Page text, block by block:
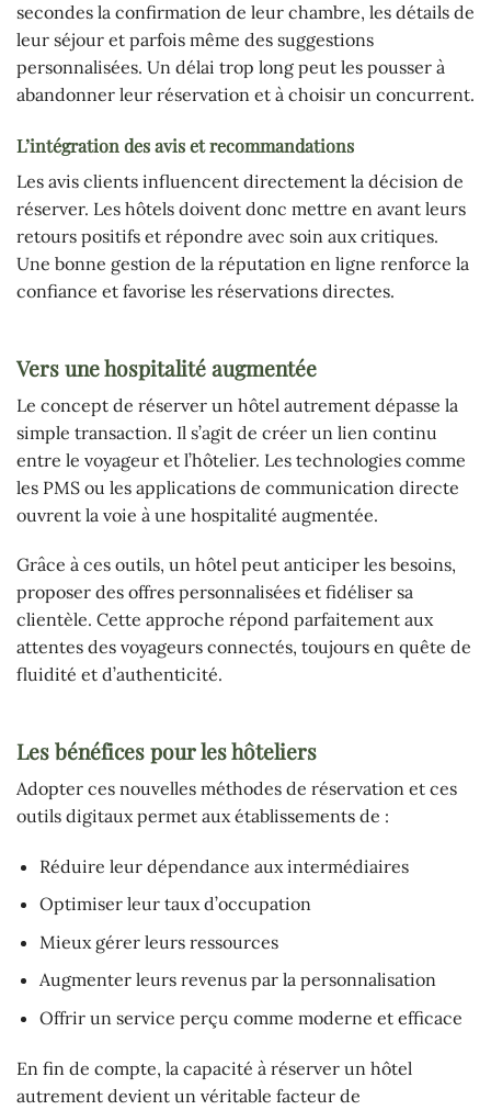
secondes la confirmation de leur chambre, les détails de
leur séjour et parfois même des suggestions
personnalisées. Un délai trop long peut les pousser à
abandonner leur réservation et à choisir un concurrent.
L’intégration des avis et recommandations
Les avis clients influencent directement la décision de
réserver. Les hôtels doivent donc mettre en avant leurs
retours positifs et répondre avec soin aux critiques.
Une bonne gestion de la réputation en ligne renforce la
confiance et favorise les réservations directes.
Vers une hospitalité augmentée
Le concept de réserver un hôtel autrement dépasse la
simple transaction. Il s’agit de créer un lien continu
entre le voyageur et l’hôtelier. Les technologies comme
les PMS ou les applications de communication directe
ouvrent la voie à une hospitalité augmentée.
Grâce à ces outils, un hôtel peut anticiper les besoins,
proposer des offres personnalisées et fidéliser sa
clientèle. Cette approche répond parfaitement aux
attentes des voyageurs connectés, toujours en quête de
fluidité et d’authenticité.
Les bénéfices pour les hôteliers
Adopter ces nouvelles méthodes de réservation et ces
outils digitaux permet aux établissements de :
Réduire leur dépendance aux intermédiaires
Optimiser leur taux d’occupation
Mieux gérer leurs ressources
Augmenter leurs revenus par la personnalisation
Offrir un service perçu comme moderne et efficace
En fin de compte, la capacité à réserver un hôtel
autrement devient un véritable facteur de